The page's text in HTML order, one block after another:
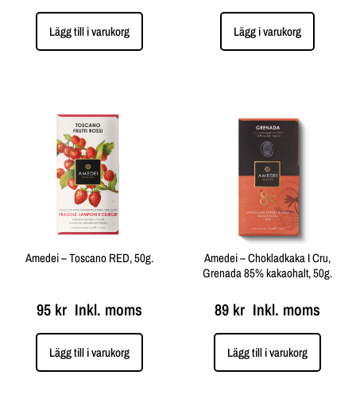
Lägg till i varukorg Lägg i varukorg
Amedei – Toscano RED, 50g.
95 krInkl. moms
Lägg till i varukorg
Amedei – Chokladkaka I Cru,
Grenada 85% kakaohalt, 50g.
89 krInkl. moms
Lägg till i varukorg